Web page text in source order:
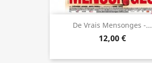
De Vrais Mensonges -...
12,00 €